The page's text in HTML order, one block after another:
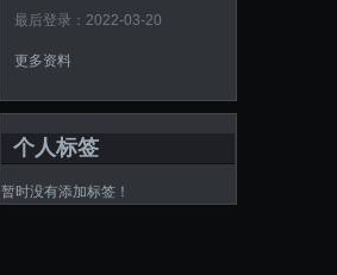
最后登录：2022-03-20
更多资料
个人标签
暂时没有添加标签！